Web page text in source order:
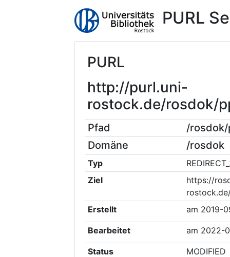
PURL
PURL
http://purl.uni-
rostock.de/rosdok/
Pfad
/rosdok/
Domäne
/rosdok
Typ
Ziel
https://
Erstellt
am 2019-
Bearbeitet am 2022-
Status
MODIFIED